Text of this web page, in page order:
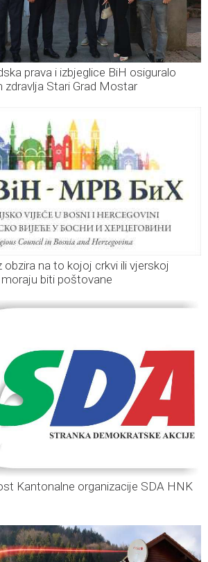
prava i izbjeglice BiH osiguralo
zdravlja Stari Grad Mostar
obzira na to kojoj crkvi ili vjerskoj
biti poštovane
Kantonalne organizacije SDA HNK